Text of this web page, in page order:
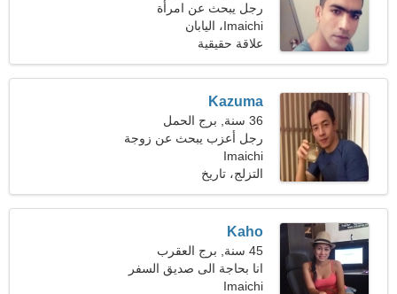
رجل يبحث عن امرأة
Imaichi، اليابان
علاقة حقيقية
Kazuma
36 سنة, برج الحمل
رجل أعزب يبحث عن زوجة
25-32
Imaichi
التزلج، تاريخ
Kaho
45 سنة, برج العقرب
انا بحاجة الى صديق السفر
العضلات
Imaichi